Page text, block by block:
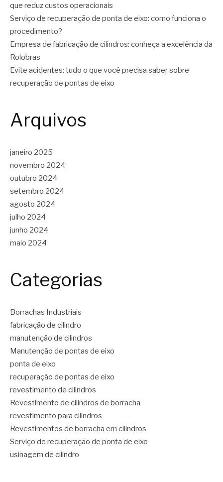
que reduz custos operacionais
Serviço de recuperação de ponta de eixo: como funciona o
procedimento?
Empresa de fabricação de cilindros: conheça a excelência da
Rolobras
Evite acidentes: tudo o que você precisa saber sobre
recuperação de pontas de eixo
Arquivos
janeiro 2025
novembro 2024
outubro 2024
setembro 2024
agosto 2024
julho 2024
junho 2024
maio 2024
Categorias
Borrachas Industriais
fabricação de cilindro
manutenção de cilindros
Manutenção de pontas de eixo
ponta de eixo
recuperação de pontas de eixo
revestimento de cilindros
Revestimento de cilindros de borracha
revestimento para cilindros
Revestimentos de borracha em cilindros
Serviço de recuperação de ponta de eixo
usinagem de cilindro